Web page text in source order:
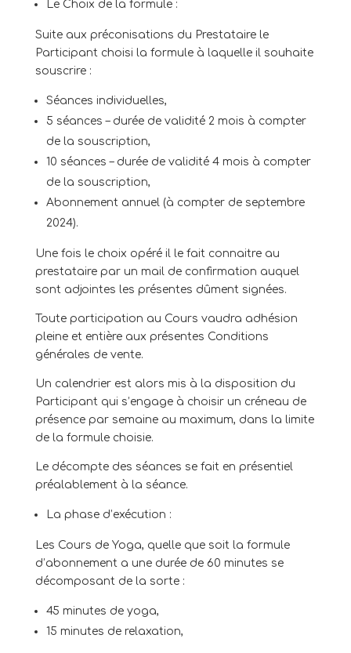
Le Choix de la formule :
Suite aux préconisations du Prestataire le
Participant choisi la formule à laquelle il souhaite
souscrire :
Séances individuelles,
5 séances – durée de validité 2 mois à compter
de la souscription,
10 séances – durée de validité 4 mois à compter
de la souscription,
Abonnement annuel (à compter de septembre
2024).
Une fois le choix opéré il le fait connaitre au
prestataire par un mail de confirmation auquel
sont adjointes les présentes dûment signées.
Toute participation au Cours vaudra adhésion
pleine et entière aux présentes Conditions
générales de vente.
Un calendrier est alors mis à la disposition du
Participant qui s’engage à choisir un créneau de
présence par semaine au maximum, dans la limite
de la formule choisie.
Le décompte des séances se fait en présentiel
préalablement à la séance.
La phase d’exécution :
Les Cours de Yoga, quelle que soit la formule
d’abonnement a une durée de 60 minutes se
décomposant de la sorte :
45 minutes de yoga,
15 minutes de relaxation,